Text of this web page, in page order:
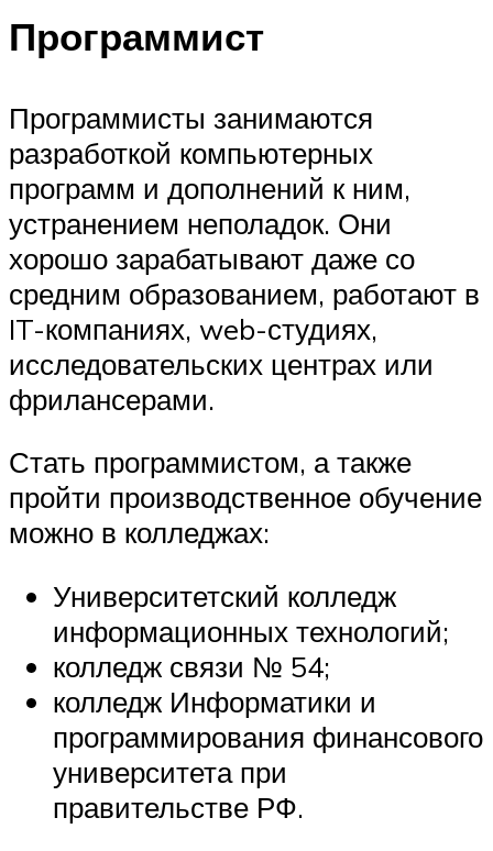
Программист
Программисты занимаются
разработкой компьютерных
программ и дополнений к ним,
устранением неполадок. Они
хорошо зарабатывают даже со
средним образованием, работают в
IT-компаниях, web-студиях,
исследовательских центрах или
фрилансерами.
Стать программистом, а также
пройти производственное обучение
можно в колледжах:
Университетский колледж
информационных технологий;
колледж связи № 54;
колледж Информатики и
программирования финансового
университета при
правительстве РФ.